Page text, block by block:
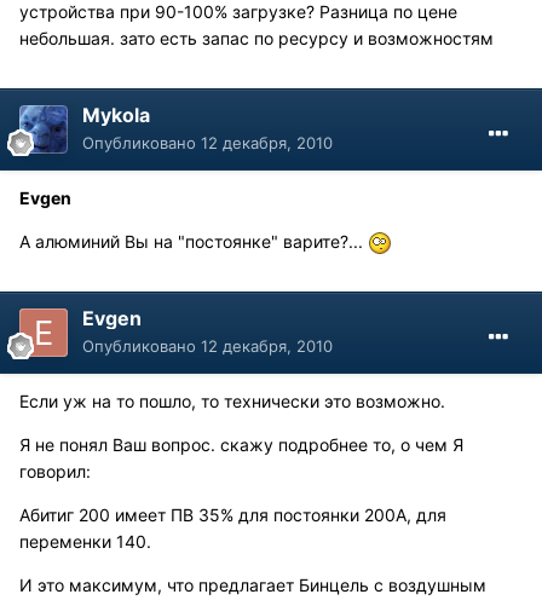
устройства при 90-100% загрузке? Разница по цене
небольшая. зато есть запас по ресурсу и возможностям
Mykola
Опубликовано 12 декабря, 2010
Evgen
А алюминий Вы на "постоянке" варите?...
Evgen
Опубликовано 12 декабря, 2010
Если уж на то пошло, то технически это возможно.
Я не понял Ваш вопрос. скажу подробнее то, о чем Я
говорил:
Абитиг 200 имеет ПВ 35% для постоянки 200А, для
переменки 140.
И это максимум, что предлагает Бинцель с воздушным